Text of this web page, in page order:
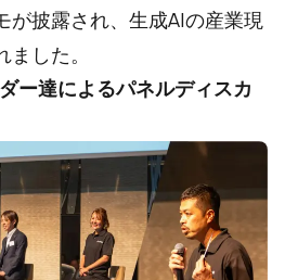
が披露され、生成AIの産業現
した。
ー達によるパネルディスカ